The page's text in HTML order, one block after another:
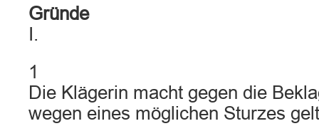
Gründe
I.
1
Die Klägerin macht gegen die
wegen eines möglichen Sturzes